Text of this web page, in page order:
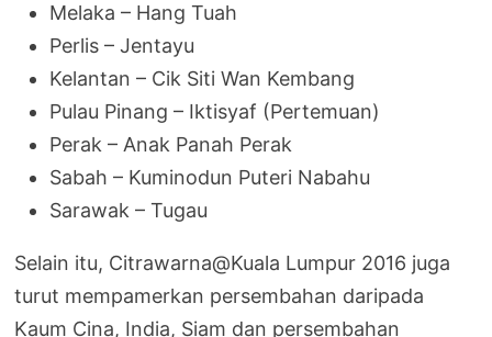
Melaka – Hang Tuah
Perlis – Jentayu
Kelantan – Cik Siti Wan Kembang
Pulau Pinang – Iktisyaf (Pertemuan)
Perak – Anak Panah Perak
Sabah – Kuminodun Puteri Nabahu
Sarawak – Tugau
Selain itu, Citrawarna@Kuala Lumpur 2016 juga
turut mempamerkan persembahan daripada
Kaum Cina, India, Siam dan persembahan